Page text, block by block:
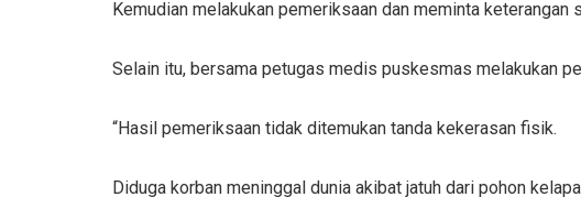
Kemudian melakukan pemeriksaan dan meminta keterangan
Selain itu, bersama petugas medis puskesmas melakukan
“Hasil pemeriksaan tidak ditemukan tanda kekerasan fisik.
Diduga korban meninggal dunia akibat jatuh dari pohon